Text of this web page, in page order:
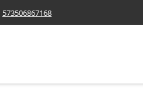
573506867168